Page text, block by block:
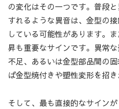
の変化はその一つです。普段
すれるような異音は、金型の
している可能性があります。
昇も重要なサインです。異常
不足、あるいは金型部品間の
ば金型焼付きや塑性変形を招き
そして、最も直接的なサイン